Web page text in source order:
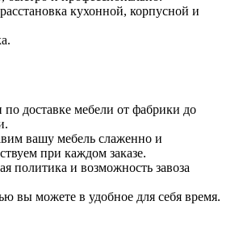
кухонной, корпусной и
доставке мебели от фабрики до
вашу мебель слаженно и
при каждом заказе.
политика и возможность завоза
вы можете в удобное для себя время.